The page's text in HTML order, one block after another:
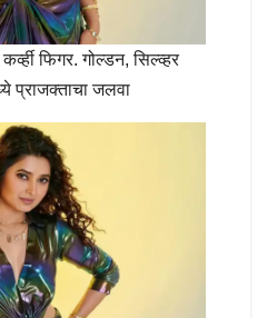
फिगर. गोल्डन, सिल्व्हर
प्राजक्ताचा जलवा